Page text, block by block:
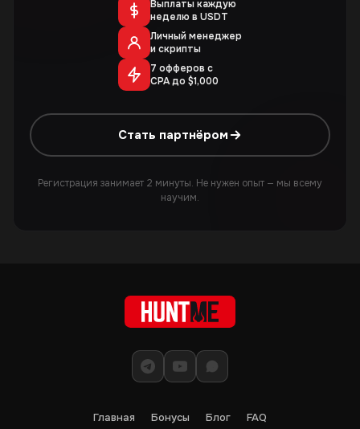
Выплаты каждую
неделю в USDT
Личный менеджер
и скрипты
7 офферов с
CPA до $1,000
Стать партнёром
Регистрация занимает 2 минуты. Не нужен опыт — мы всему
научим.
Главная Бонусы Блог FAQ